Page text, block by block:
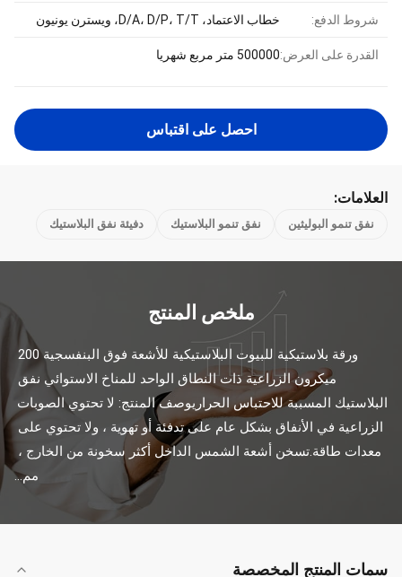
شروط الدفع: خطاب الاعتماد، D/A، D/P، T/T، ويسترن يونيون
القدرة على العرض:500000 متر مربع شهريا
احصل على اقتباس
العلامات:
نفق تنمو البوليثين نفق تنمو البلاستيك دفيئة نفق البلاستيك
ملخص المنتج
مم...
سمات المنتج المخصصة